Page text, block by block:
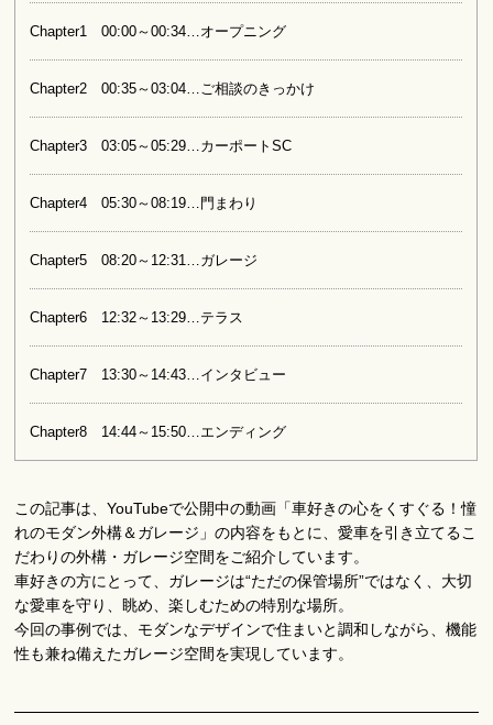
Chapter1 00:00～00:34…オープニング
Chapter2 00:35～03:04…ご相談のきっかけ
Chapter3 03:05～05:29…カーポートSC
Chapter4 05:30～08:19…門まわり
Chapter5 08:20～12:31…ガレージ
Chapter6 12:32～13:29…テラス
Chapter7 13:30～14:43…インタビュー
Chapter8 14:44～15:50…エンディング
この記事は、YouTubeで公開中の動画「車好きの心をくすぐる！憧
れのモダン外構＆ガレージ」の内容をもとに、愛車を引き立てるこ
だわりの外構・ガレージ空間をご紹介しています。
車好きの方にとって、ガレージは“ただの保管場所”ではなく、大切
な愛車を守り、眺め、楽しむための特別な場所。
今回の事例では、モダンなデザインで住まいと調和しながら、機能
性も兼ね備えたガレージ空間を実現しています。